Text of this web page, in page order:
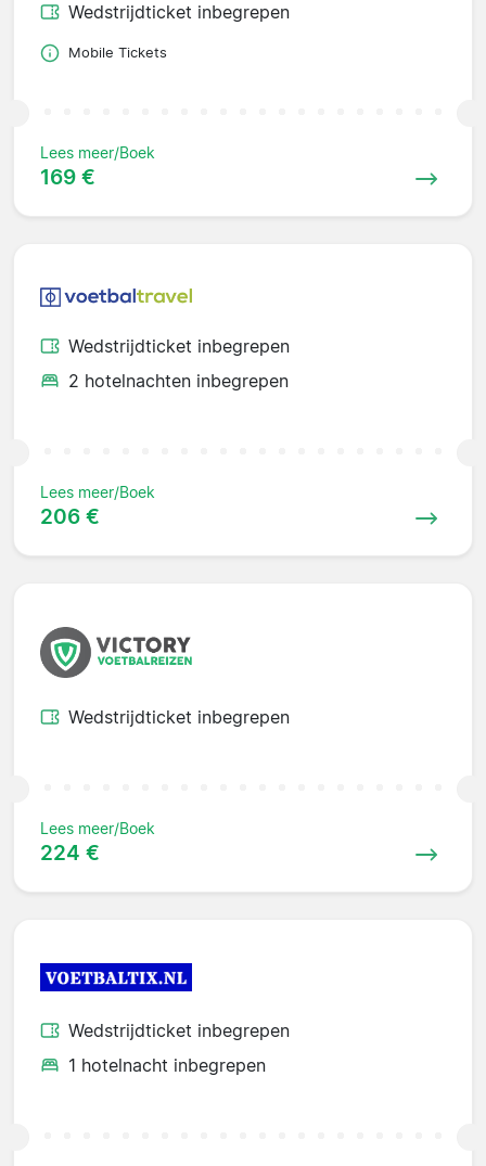
Wedstrijdticket inbegrepen
Mobile Tickets
Lees meer/Boek
169 €
Wedstrijdticket inbegrepen
2 hotelnachten inbegrepen
Lees meer/Boek
206 €
Wedstrijdticket inbegrepen
Lees meer/Boek
224 €
Wedstrijdticket inbegrepen
1 hotelnacht inbegrepen